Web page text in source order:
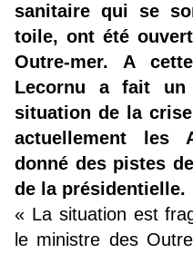
sanitaire qui se
toile, ont été
Outre-mer. A
Lecornu a fait
situation de la
actuellement les
donné des pistes
de la présidentielle.
« La situation est
le ministre des